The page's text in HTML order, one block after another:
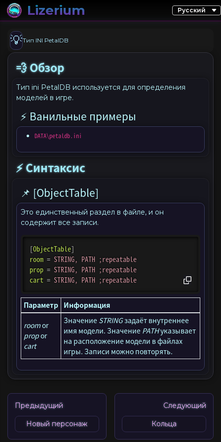
Lizerium
💡Тип INI PetalDB
💨 Обзор
Тип ini PetalDB используется для определения
моделей в игре.
⚡ Ванильные примеры
DATA\petaldb.ini
⚡ Синтаксис
📌 [ObjectTable]
Это единственный раздел в файле, и он
содержит все записи.
[ObjectTable]
room = STRING, PATH ;repeatable
prop = STRING, PATH ;repeatable
cart = STRING, PATH ;repeatable
Параметр Информация
roomor
propor
cart
Значение STRINGзадаёт внутреннее
имя модели. Значение PATHуказывает
на расположение модели в файлах
игры. Записи можно повторять.
Предыдущий
Новый персонаж
Следующий
Кольца